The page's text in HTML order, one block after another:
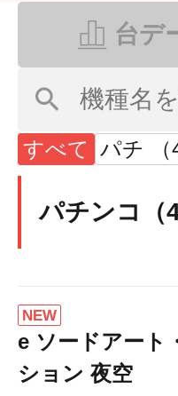
台デ
すべて パチ （4
パチンコ（4
NEW
e ソードアート
ション 夜空